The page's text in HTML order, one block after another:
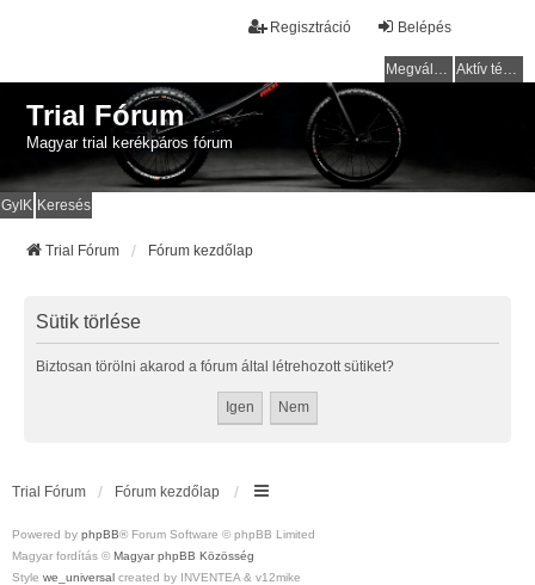
Belépés
Regisztráció
Megválaszolatlan témák Aktív témák
Trial Fórum
Magyar trial kerékpáros fórum
GyIK Keresés
Trial Fórum Fórum kezdőlap
Sütik törlése
Biztosan törölni akarod a fórum által létrehozott sütiket?
Trial Fórum Fórum kezdőlap
Powered by phpBB® Forum Software © phpBB Limited
Magyar fordítás © Magyar phpBB Közösség
Style we_universal created by INVENTEA & v12mike